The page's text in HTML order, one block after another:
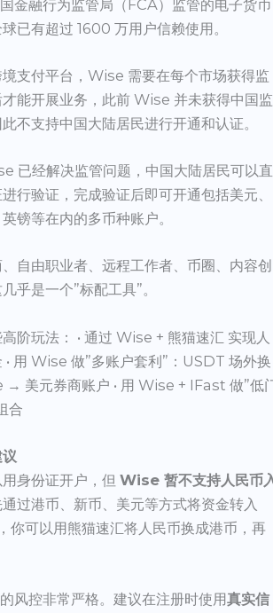
金融行为监管局（FCA）监管的电子货币
已有超过 1600 万用户信赖使用。
支付平台，Wise 需要在每个市场获得监
能开展业务，此前 Wise 并未获得中国监
不支持中国大陆居民进行开通和认证。
已经解决监管问题，中国大陆居民可以直
行验证，完成验证后即可开通包括美元、
镑等在内的多币种账户。
自由职业者、远程工作者、币圈、内容创
乎是一个”标配工具”。
阶玩法： • 通过 Wise + 熊猫速汇 实现人
• 用 Wise 做”多账户套利”：USDT 场外换
美元券商账户 • 用 Wise + IFast 做”低
合
用身份证开户，但Wise 暂不支持人民币
过港币、新币、美元等方式将资金转入
你可以用熊猫速汇将人民币换成港币，再
风控非常严格。建议在注册时使用真实信